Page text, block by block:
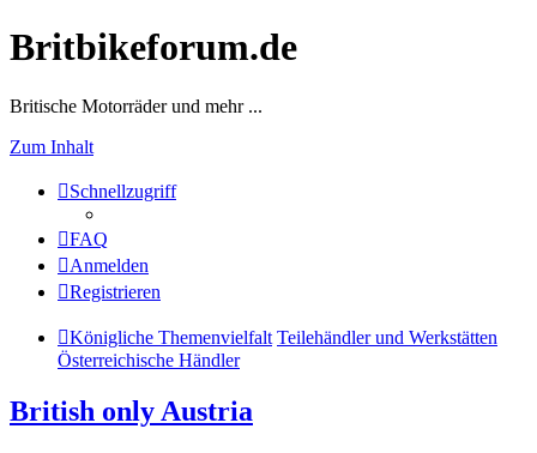
Britbikeforum.de
Britische Motorräder und mehr ...
Zum Inhalt
Schnellzugriff
FAQ
Anmelden
Registrieren
Königliche Themenvielfalt Teilehändler und Werkstätten
Österreichische Händler
British only Austria